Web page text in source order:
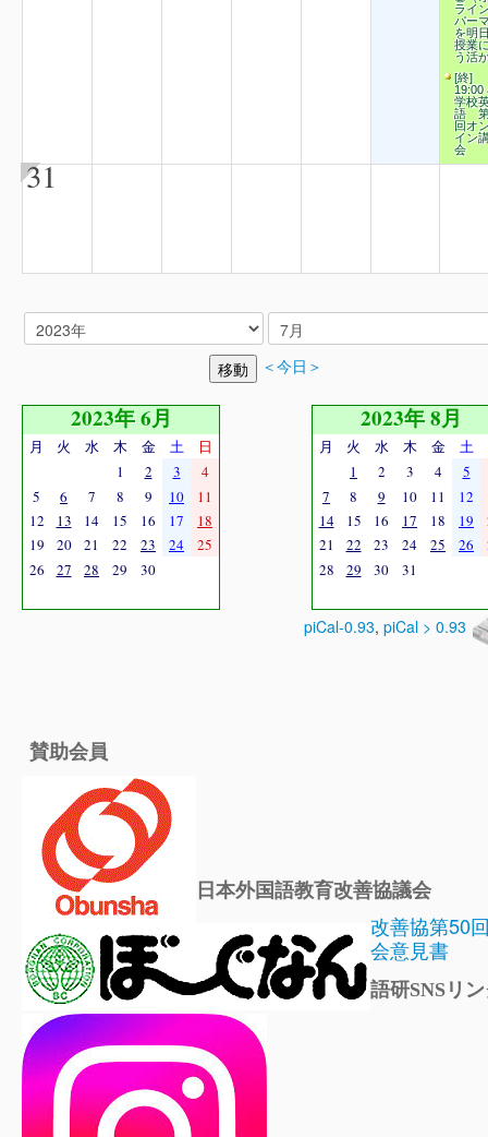
ライ
パー
を明
授業
う活
[終]
19:00
学校
語
回オ
イン
会
31
＜今日＞
2023年 6月
月 火 水 木 金 土
日
1
2 3
4
5
6 7 8 9 10
11
12
13 14 15 16 17
18
19
20 21 22 23 24
25
26
27 28 29 30
2023年 8月
月 火 水 木 金 土
1
2 3 4
5
7
8 9 10 11 12
14
15 16 17 18 19
21
22 23 24 25 26
28
29 30 31
piCal-0.93, piCal > 0.93
賛助会員
日本外国語教育改善協議会
改善協第50
会意見書
語研SNSリ